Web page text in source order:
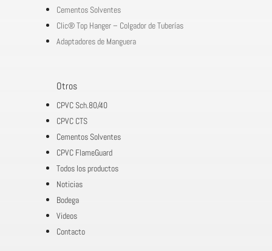
Cementos Solventes
Clic® Top Hanger – Colgador de Tuberías
Adaptadores de Manguera
Otros
CPVC Sch.80/40
CPVC CTS
Cementos Solventes
CPVC FlameGuard
Todos los productos
Noticias
Bodega
Videos
Contacto